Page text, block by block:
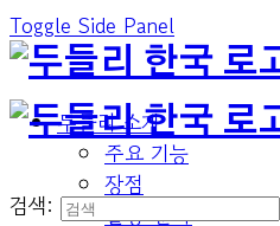
Toggle Side Panel
두들리 소개
주요 기능
장점
활용 분야
검색: